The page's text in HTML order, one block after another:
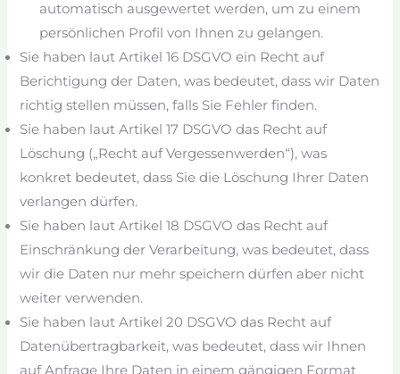
automatisch ausgewertet werden, um zu einem
persönlichen Profil von Ihnen zu gelangen.
Sie haben laut Artikel 16 DSGVO ein Recht auf
Berichtigung der Daten, was bedeutet, dass wir Daten
richtig stellen müssen, falls Sie Fehler finden.
Sie haben laut Artikel 17 DSGVO das Recht auf
Löschung („Recht auf Vergessenwerden“), was
konkret bedeutet, dass Sie die Löschung Ihrer Daten
verlangen dürfen.
Sie haben laut Artikel 18 DSGVO das Recht auf
Einschränkung der Verarbeitung, was bedeutet, dass
wir die Daten nur mehr speichern dürfen aber nicht
weiter verwenden.
Sie haben laut Artikel 20 DSGVO das Recht auf
Datenübertragbarkeit, was bedeutet, dass wir Ihnen
auf Anfrage Ihre Daten in einem gängigen Format